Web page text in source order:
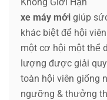
xe máy mới giúp
khác biệt để hội
một cơ hội một thể
lượng được giải
toàn hội viên giống
ngưỡng & thưởng